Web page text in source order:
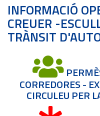
INFORMACIÓ
CREUER -
TRÀNSIT
CORREDORES -
CIRCULEU PER